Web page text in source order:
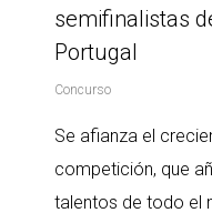
semifinalistas
Portugal
Concurso
Se afianza el
competición, que
talentos de todo el